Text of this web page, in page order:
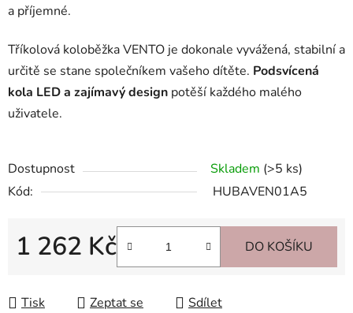
a příjemné.
Tříkolová koloběžka VENTO je dokonale vyvážená, stabilní a
určitě se stane společníkem vašeho dítěte. Podsvícená
kola LED a zajímavý design potěší každého malého
uživatele.
Dostupnost Skladem (>5 ks)
Kód:
HUBAVEN01A5
1 262 Kč DO KOŠÍKU
Tisk Zeptat se Sdílet